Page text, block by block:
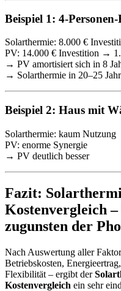
Beispiel 1: 4-
Solarthermie: 8.000 €
PV: 14.000 € Investition →
→ PV amortisiert sich in 8
→ Solarthermie in 20–25
Beispiel 2: Haus mit
Solarthermie: kaum Nutzung
PV: enorme Synergie
→ PV deutlich besser
Fazit:
Kostenvergleich
zugunsten der
Nach Auswertung aller
Betriebskosten,
Flexibilität – ergibt der
Kostenvergleich ein sehr